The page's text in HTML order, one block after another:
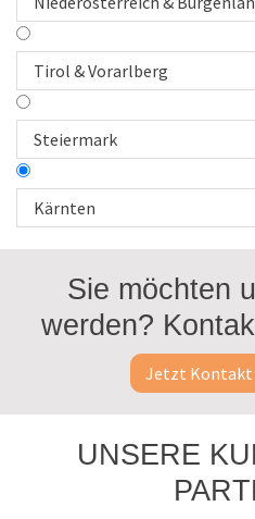
Tirol & Vorarlberg
Steiermark
Kärnten
pro-fil kunststoff
9241 Wernberg
www.pro-fil-
9640 Kötschach-
www.tischlerei-
Sie möchten
werden?
Jetzt Kontakt
UNSERE